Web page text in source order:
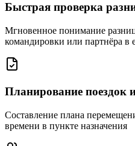
Быстрая проверка
Мгновенное понимание
командировки или партнёра в
Планирование поездок
Составление плана
времени в пункте назначения